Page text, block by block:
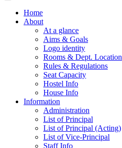
Home
About
At a glance
Aims & Goals
Logo identity
Rooms & Dept. Location
Rules & Regulations
Seat Capacity
Hostel Info
House Info
Information
Administration
List of Principal
List of Principal (Acting)
List of Vice-Principal
Staff Info